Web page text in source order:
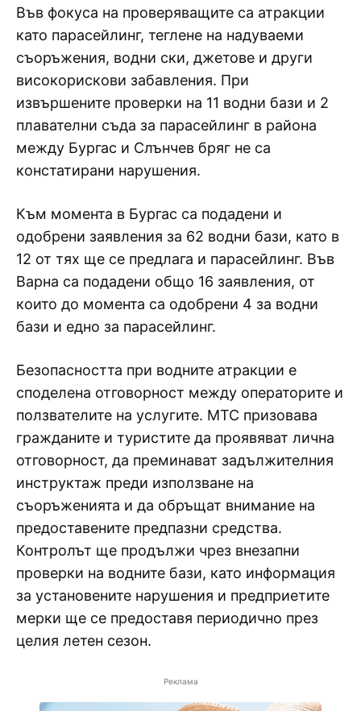
Във фокуса на проверяващите са атракции
като парасейлинг, теглене на надуваеми
съоръжения, водни ски, джетове и други
високорискови забавления. При
извършените проверки на 11 водни бази и 2
плавателни съда за парасейлинг в района
между Бургас и Слънчев бряг не са
констатирани нарушения.
Към момента в Бургас са подадени и
одобрени заявления за 62 водни бази, като в
12 от тях ще се предлага и парасейлинг. Във
Варна са подадени общо 16 заявления, от
които до момента са одобрени 4 за водни
бази и едно за парасейлинг.
Безопасността при водните атракции е
споделена отговорност между операторите и
ползвателите на услугите. МТС призовава
гражданите и туристите да проявяват лична
отговорност, да преминават задължителния
инструктаж преди използване на
съоръженията и да обръщат внимание на
предоставените предпазни средства.
Контролът ще продължи чрез внезапни
проверки на водните бази, като информация
за установените нарушения и предприетите
мерки ще се предоставя периодично през
целия летен сезон.
Реклама